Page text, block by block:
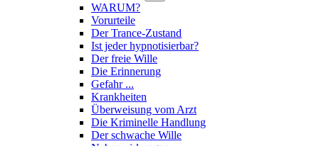
WARUM?
Vorurteile
Der Trance-Zustand
Ist jeder hypnotisierbar?
Der freie Wille
Die Erinnerung
Gefahr ...
Krankheiten
Überweisung vom Arzt
Die Kriminelle Handlung
Der schwache Wille